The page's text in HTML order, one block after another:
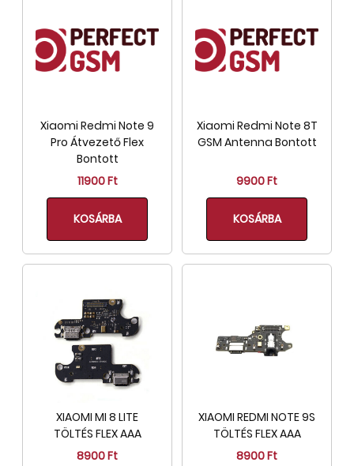
Xiaomi Redmi Note 9
Pro Átvezető Flex
Bontott
11900 Ft
KOSÁRBA
Xiaomi Redmi Note 8T
GSM Antenna Bontott
9900 Ft
KOSÁRBA
XIAOMI MI 8 LITE
TÖLTÉS FLEX AAA
8900 Ft
XIAOMI REDMI NOTE 9S
TÖLTÉS FLEX AAA
8900 Ft